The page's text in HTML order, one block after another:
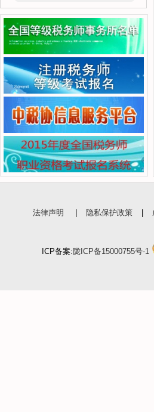
法律声明 隐私保护政策
ICP备案:陇ICP备15000755号-1